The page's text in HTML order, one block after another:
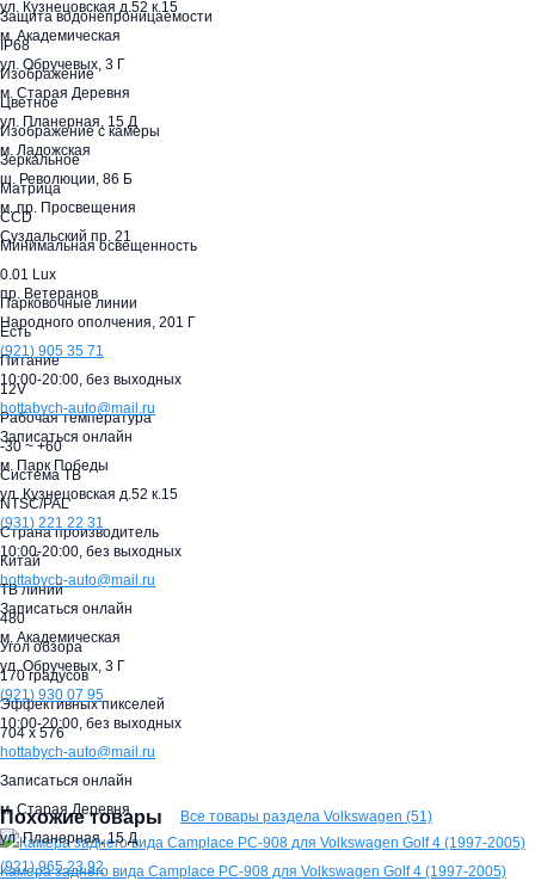
Защита водонепроницаемости
IP68
Изображение
Цветное
Изображение с камеры
Зеркальное
Матрица
CCD
Минимальная освещенность
0.01 Lux
Парковочные линии
Есть
Питание
12V
Рабочая температура
-30 ~ +60
Система ТВ
NTSC/PAL
Страна производитель
Китай
ТВ линий
480
Угол обзора
170 градусов
Эффективных пикселей
704 x 576
Похожие товары Все товары раздела Volkswagen (51)
Камера заднего вида Camplace РС-908 для Volkswagen Golf 4 (1997-2005)
ул. Кузнецовская д.52 к.15
м. Академическая
ул. Обручевых, 3 Г
м. Старая Деревня
ул. Планерная, 15 Д
м. Ладожская
ш. Революции, 86 Б
м. пр. Просвещения
Суздальский пр. 21
пр. Ветеранов
Народного ополчения, 201 Г
(921) 905 35 71
10:00-20:00, без выходных
hottabych-auto@mail.ru
Записаться онлайн
м. Парк Победы
ул. Кузнецовская д.52 к.15
(931) 221 22 31
10:00-20:00, без выходных
hottabych-auto@mail.ru
Записаться онлайн
м. Академическая
ул. Обручевых, 3 Г
(921) 930 07 95
10:00-20:00, без выходных
hottabych-auto@mail.ru
Записаться онлайн
м. Старая Деревня
ул. Планерная, 15 Д
(921)965 23 92